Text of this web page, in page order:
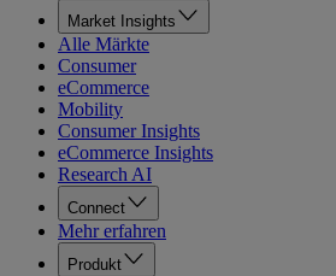
Market Insights
Alle Märkte
Consumer
eCommerce
Mobility
Consumer Insights
eCommerce Insights
Research AI
Connect
Mehr erfahren
Produkt